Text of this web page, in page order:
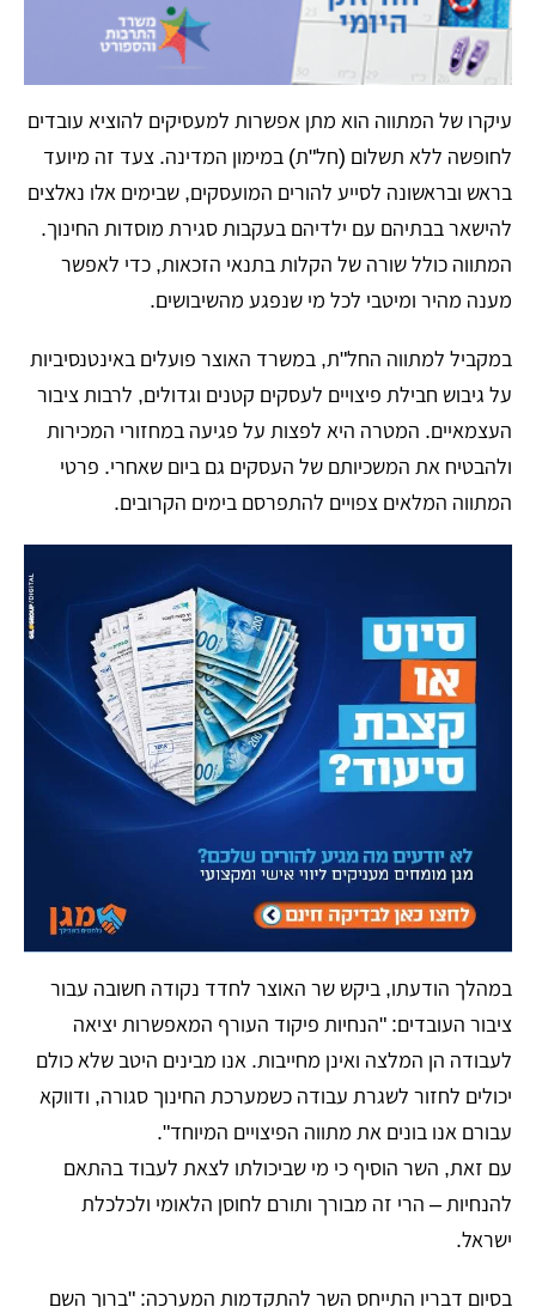
עיקרו של המתווה הוא מתן אפשרות למעסיקים להוציא עובדים
לחופשה ללא תשלום (חל"ת) במימון המדינה. צעד זה מיועד
בראש ובראשונה לסייע להורים המועסקים, שבימים אלו נאלצים
להישאר בבתיהם עם ילדיהם בעקבות סגירת מוסדות החינוך.
המתווה כולל שורה של הקלות בתנאי הזכאות, כדי לאפשר
מענה מהיר ומיטבי לכל מי שנפגע מהשיבושים.
במקביל למתווה החל"ת, במשרד האוצר פועלים באינטנסיביות
על גיבוש חבילת פיצויים לעסקים קטנים וגדולים, לרבות ציבור
העצמאיים. המטרה היא לפצות על פגיעה במחזורי המכירות
ולהבטיח את המשכיותם של העסקים גם ביום שאחרי. פרטי
המתווה המלאים צפויים להתפרסם בימים הקרובים.
במהלך הודעתו, ביקש שר האוצר לחדד נקודה חשובה עבור
ציבור העובדים: "הנחיות פיקוד העורף המאפשרות יציאה
לעבודה הן המלצה ואינן מחייבות. אנו מבינים היטב שלא כולם
יכולים לחזור לשגרת עבודה כשמערכת החינוך סגורה, ודווקא
עבורם אנו בונים את מתווה הפיצויים המיוחד".
עם זאת, השר הוסיף כי מי שביכולתו לצאת לעבוד בהתאם
להנחיות – הרי זה מבורך ותורם לחוסן הלאומי ולכלכלת
ישראל.
בסיום דבריו התייחס השר להתקדמות המערכה: "ברוך השם